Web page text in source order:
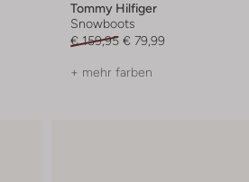
Tommy Hilfiger
Snowboots
€ 159,95 € 79,99
+ mehr farben